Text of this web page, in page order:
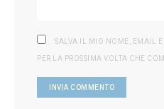
SALVA IL MIO NOME, EMAIL E
PER LA PROSSIMA VOLTA CHE